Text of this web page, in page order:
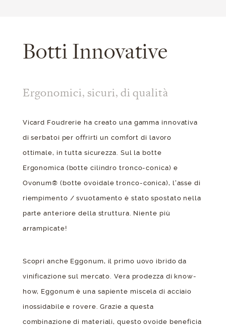
Botti Innovative
Ergonomici, sicuri, di qualità
Vicard Foudrerie ha creato una gamma innovativa
di serbatoi per offrirti un comfort di lavoro
ottimale, in tutta sicurezza. Sul la botte
Ergonomica (botte cilindro tronco-conica) e
Ovonum® (botte ovoidale tronco-conica), l'asse di
riempimento / svuotamento è stato spostato nella
parte anteriore della struttura. Niente più
arrampicate!
Scopri anche Eggonum, il primo uovo ibrido da
vinificazione sul mercato. Vera prodezza di know-
how, Eggonum è una sapiente miscela di acciaio
inossidabile e rovere. Grazie a questa
combinazione di materiali, questo ovoide beneficia